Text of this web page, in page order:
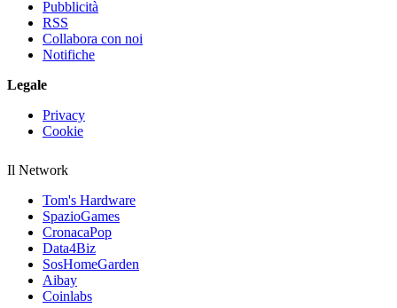
Pubblicità
RSS
Collabora con noi
Notifiche
Legale
Privacy
Cookie
Il Network
Tom's Hardware
SpazioGames
CronacaPop
Data4Biz
SosHomeGarden
Aibay
Coinlabs